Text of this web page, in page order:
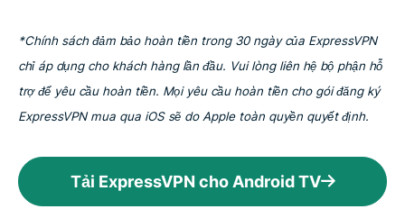
*Chính sách đảm bảo hoàn tiền trong 30 ngày của ExpressVPN
chỉ áp dụng cho khách hàng lần đầu. Vui lòng liên hệ bộ phận hỗ
trợ để yêu cầu hoàn tiền. Mọi yêu cầu hoàn tiền cho gói đăng ký
ExpressVPN mua qua iOS sẽ do Apple toàn quyền quyết định.
Tải ExpressVPN cho Android TV